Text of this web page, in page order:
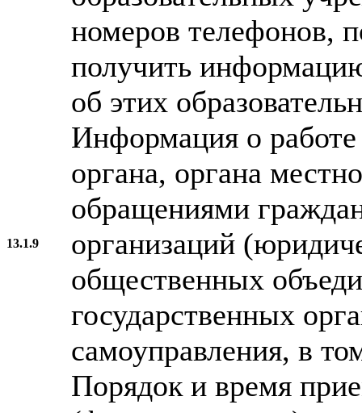
номеров телефонов,
получить
об этих
13.1.9
Информация о работе
органа, органа
обращениями
организаций
общественных
государственных
самоуправления, в
Порядок и время